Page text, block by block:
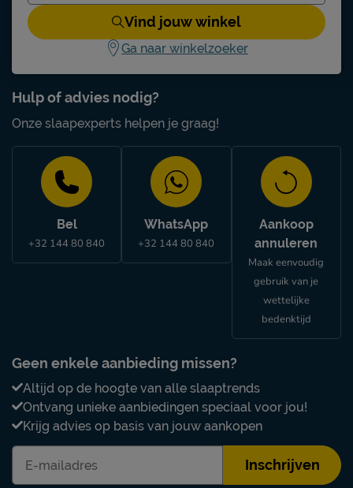
Hulp of advies nodig?
Onze slaapexperts helpen je graag!
Bel
+32 144 80 840
WhatsApp
+32 144 80 840
Aankoop
annuleren
Maak eenvoudig
gebruik van je
wettelijke
bedenktijd
Geen enkele aanbieding missen?
Altijd op de hoogte van alle slaaptrends
Ontvang unieke aanbiedingen speciaal voor jou!
Krijg advies op basis van jouw aankopen
Inschrijven
Vind jouw winkel
Ga naar winkelzoeker